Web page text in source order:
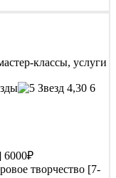
классы, услуги
4,30 6
6000₽
творчество [7-